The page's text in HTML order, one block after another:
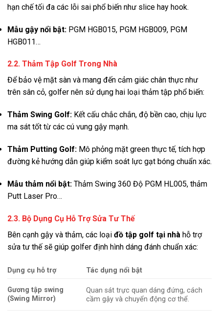
hạn chế tối đa các lỗi sai phổ biến như slice hay hook.
Mẫu gậy nổi bật: PGM HGB015, PGM HGB009, PGM
HGB011…
2.2. Thảm Tập Golf Trong Nhà
Để bảo vệ mặt sàn và mang đến cảm giác chân thực như
trên sân cỏ, golfer nên sử dụng hai loại thảm tập phổ biến:
Thảm Swing Golf: Kết cấu chắc chắn, độ bền cao, chịu lực
ma sát tốt từ các cú vung gậy mạnh.
Thảm Putting Golf: Mô phỏng mặt green thực tế, tích hợp
đường kẻ hướng dẫn giúp kiểm soát lực gạt bóng chuẩn xác.
Mẫu thảm nổi bật: Thảm Swing 360 Độ PGM HL005, thảm
Putt Laser Pro…
2.3. Bộ Dụng Cụ Hỗ Trợ Sửa Tư Thế
Bên cạnh gậy và thảm, các loại đồ tập golf tại nhà hỗ trợ
sửa tư thế sẽ giúp golfer định hình dáng đánh chuẩn xác:
Dụng cụ hỗ trợ Tác dụng nổi bật
Gương tập swing
(Swing Mirror)
Quan sát trực quan dáng đứng, cách
cầm gậy và chuyển động cơ thể.